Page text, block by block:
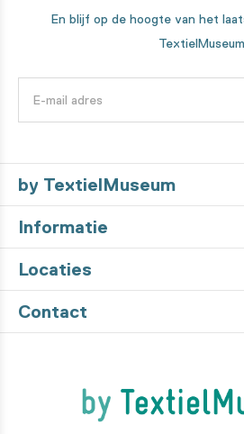
En blijf op de hoogte van het
TextielMuseum
by TextielMuseum
Informatie
Locaties
Contact